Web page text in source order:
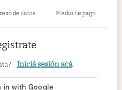
de datos Medio de pago
Iniciá sesión acá